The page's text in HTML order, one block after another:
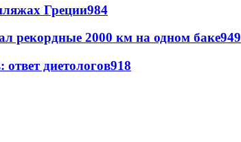
Греции984
рекордные 2000 км на одном баке949
диетологов918